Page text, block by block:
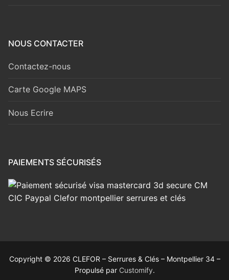
NOUS CONTACTER
Contactez-nous
Carte Google MAPS
Nous Ecrire
PAIEMENTS SÉCURISÉS
Copyright © 2026 CLEFOR – Serrures & Clés – Montpellier 34 –
Propulsé par Customify.